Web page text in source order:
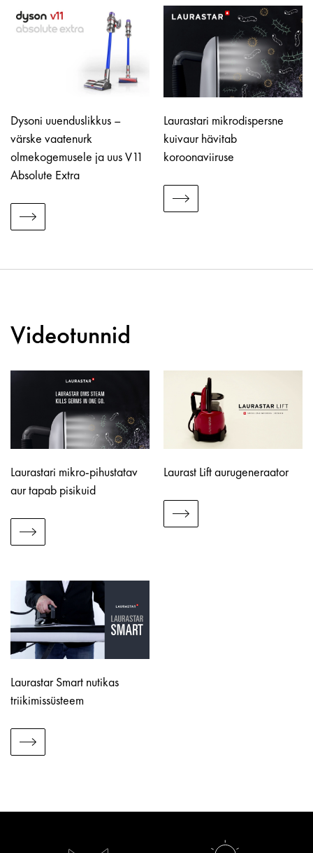
Dysoni uuenduslikkus –
värske vaatenurk
olmekogemusele ja uus V11
Absolute Extra
Laurastari mikrodispersne
kuivaur hävitab
koroonaviiruse
Videotunnid
Laurastari mikro-pihustatav
aur tapab pisikuid
Laurast Lift aurugeneraator
Laurastar Smart nutikas
triikimissüsteem